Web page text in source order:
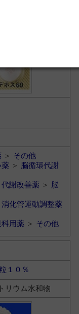
＞ その他
＞ 脳循環代謝
謝改善薬 ＞ 脳
化管運動調整薬
科用薬 ＞ その他
１０％
リウム水和物